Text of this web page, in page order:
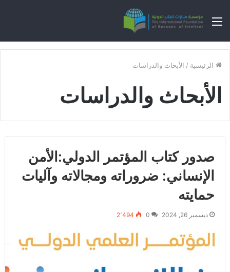
القائمة
الرئيسية / الأبحاث والدراسات
الأبحاث والدراسات
صدور كتاب المؤتمر الدولي:الأمن
الإنساني: ضروراته ومجالاته وآليات
حمايته
ديسمبر 26, 2024 0 2٬494